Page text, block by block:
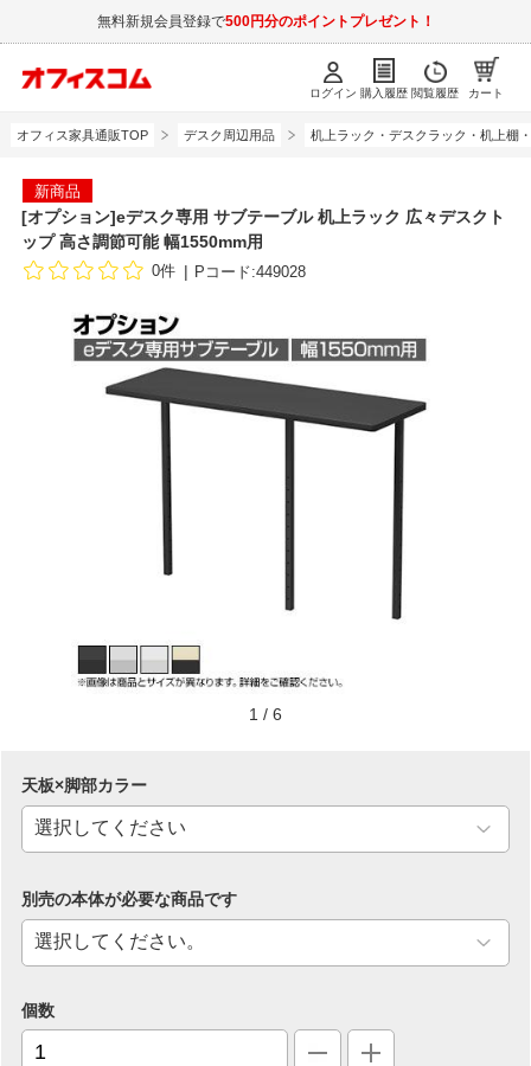
無料新規会員登録で500円分のポイントプレゼント！
ログイン 購入履歴 閲覧履歴 カート
オフィス家具通販TOP デスク周辺用品 机上ラック・デスクラック・机上棚
新商品
[オプション]eデスク専用 サブテーブル 机上ラック 広々デスクト
ップ 高さ調節可能 幅1550mm用
0件 Pコード:449028
1 / 6
天板×脚部カラー
別売の本体が必要な商品です
個数